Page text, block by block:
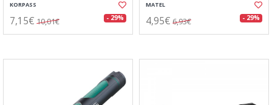
KORPASS
7,15€ 10,01€ - 29%
MATEL
4,95€ 6,93€ - 29%